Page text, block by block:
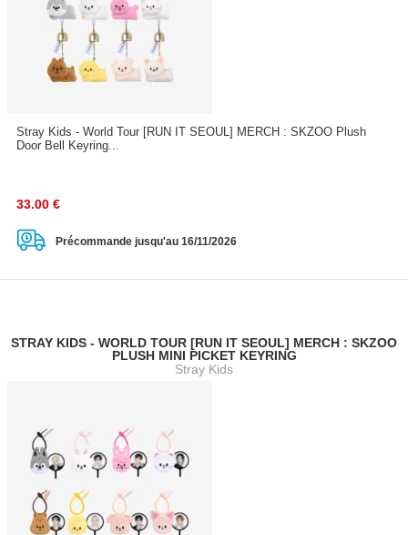
Stray Kids - World Tour [RUN IT SEOUL] MERCH : SKZOO Plush
Door Bell Keyring...
33.00 €
Précommande jusqu'au 16/11/2026
STRAY KIDS - WORLD TOUR [RUN IT SEOUL] MERCH : SKZOO
PLUSH MINI PICKET KEYRING
Stray Kids